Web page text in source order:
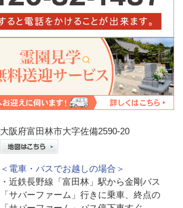
大阪府富田林市大字佐備2590-20
＜電車・バスでお越しの場合＞
・近鉄長野線「富田林」駅から金剛バス
「サバーファーム」行きに乗車、終点の